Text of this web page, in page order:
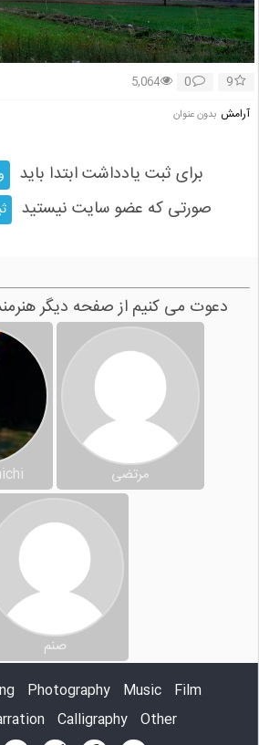
9
0
5,064
آرامش بدون عنوان
برای ثبت یادداشت ابتدا باید
صورتی که عضو سایت نیستید
دعوت می کنیم از صفحه دیگر
مرتضی
صنم
Photography Music
Film
Calligraphy Other